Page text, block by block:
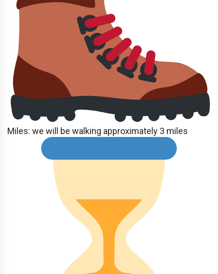
Miles: we will be walking approximately 3 miles